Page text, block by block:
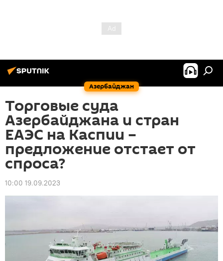
Азербайджан
Торговые суда
Азербайджана и стран
ЕАЭС на Каспии –
предложение отстает от
спроса?
10:00 19.09.2023